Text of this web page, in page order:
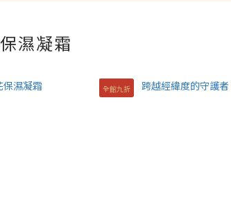
濕凝霜
全館九折